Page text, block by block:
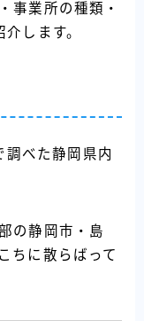
事業所の種類・
します。
べた静岡県内
の静岡市・島
ちに散らばって